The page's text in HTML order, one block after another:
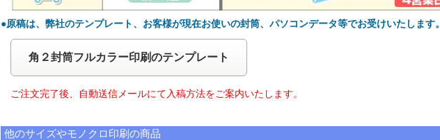
●原稿は、弊社のテンプレート、お客様が現在お使いの封筒、パソコンデータ等でお受けいたします。
角２封筒フルカラー印刷のテンプレート
ご注文完了後、自動送信メールにて入稿方法をご案内いたします。
他のサイズやモノクロ印刷の商品